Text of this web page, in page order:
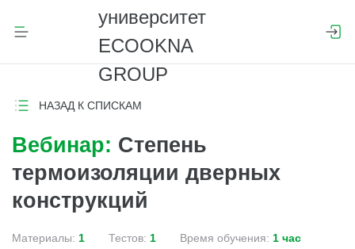
НАЗАД К СПИСКАМ
Вебинар: Степень
термоизоляции дверных
конструкций
Материалы: 1 Тестов: 1 Время обучения: 1 час